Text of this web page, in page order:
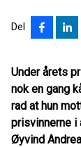
Del
Under årets
nok en gang
rad at hun
prisvinnerne i
Øyvind